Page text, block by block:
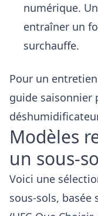
numérique.
entraîner un
surchauffe.
Pour un
guide saisonnier
Modèles
un sous-
Voici une
sous-sols,